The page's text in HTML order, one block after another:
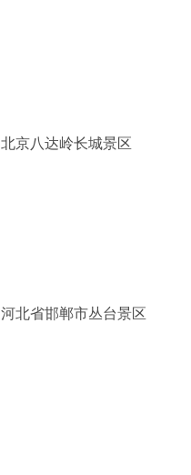
北京八达岭长城景区
河北省邯郸市丛台景区